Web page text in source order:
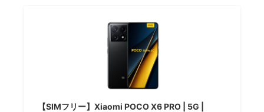
【SIMフリー】Xiaomi POCO X6 PRO | 5G |